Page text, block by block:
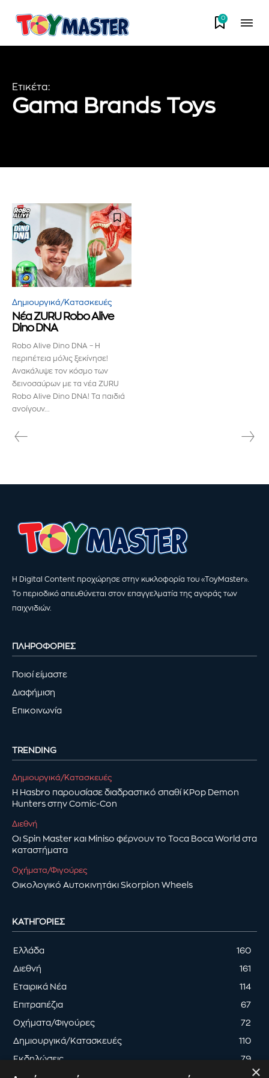
προϊόντα και τις εξελίξεις της
αγοράς.
Για να εγγραφείτε, απλώς εισάγετε τη διεύθυνση email σας
στον ιστότοπό μας ή κάντε κλικ στο κουμπί εγγραφής
παρακάτω. Μην ανησυχείτε, σεβόμαστε την ιδιωτικότητά σας
και δεν θα σας στείλουμε ανεπιθύμητα μηνύματα. Οι
πληροφορίες σας είναι ασφαλείς μαζί μας.
Διάβασα και αποδέχομαι την
0
Ετικέτα:
Gama Brands Toys
Δημιουργικά/Κατασκευές
Νέα ZURU Robo Alive
Dino DNA
Robo Alive Dino DNA – Η
περιπέτεια μόλις ξεκίνησε!
Ανακάλυψε τον κόσμο των
δεινοσαύρων με τα νέα ZURU
Robo Alive Dino DNA! Τα παιδιά
ανοίγουν...
Η Digital Content προχώρησε στην κυκλοφορία του «ToyMaster».
Το περιοδικό απευθύνεται στον επαγγελματία της αγοράς των
παιχνιδιών.
ΠΛΗΡΟΦΟΡΙΕΣ
Ποιοί είμαστε
Διαφήμιση
Επικοινωνία
TRENDING
Δημιουργικά/Κατασκευές
Η Hasbro παρουσίασε διαδραστικό σπαθί KPop Demon
Hunters στην Comic-Con
Διεθνή
Οι Spin Master και Miniso φέρνουν το Toca Boca World στα
καταστήματα
Οχήματα/Φιγούρες
Οικολογικό Αυτοκινητάκι Skorpion Wheels
ΚΑΤΗΓΟΡΊΕΣ
Ελλάδα 160
Διεθνή 161
Εταιρικά Νέα 114
Επιτραπέζια 67
Οχήματα/Φιγούρες 72
Δημιουργικά/Κατασκευές 110
Εκδηλώσεις 79
×